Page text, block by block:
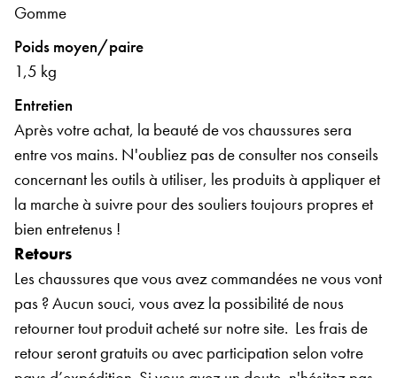
Gomme
Poids moyen/paire
1,5 kg
Entretien
Après votre achat, la beauté de vos chaussures sera
entre vos mains. N'oubliez pas de consulter nos conseils
concernant les outils à utiliser, les produits à appliquer et
la marche à suivre pour des souliers toujours propres et
bien entretenus !
Retours
Les chaussures que vous avez commandées ne vous vont
pas ? Aucun souci, vous avez la possibilité de nous
retourner tout produit acheté sur notre site. Les frais de
retour seront gratuits ou avec participation selon votre